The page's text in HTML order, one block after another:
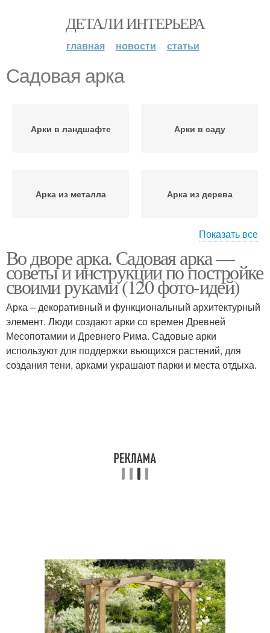
ДЕТАЛИ ИНТЕРЬЕРА
главная новости статьи
Садовая арка
Арки в ландшафте Арки в саду
Арка из металла Арка из дерева
Арка для винограда Арки для винограда
Арки под виноград Арка из арматуры
Разные арки Садовые арки
Показать все
Во дворе арка. Садовая арка —
советы и инструкции по постройке
своими руками (120 фото-идей)
Арка – декоративный и функциональный архитектурный
элемент. Люди создают арки со времен Древней
Месопотамии и Древнего Рима. Садовые арки
используют для поддержки вьющихся растений, для
создания тени, арками украшают парки и места отдыха.